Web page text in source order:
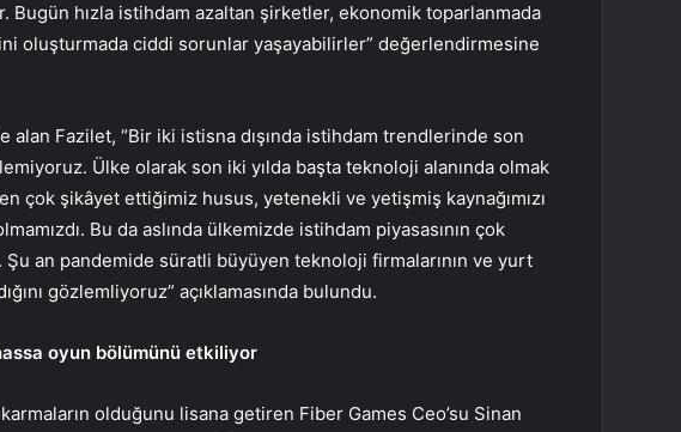
Bugün hızla istihdam azaltan şirketler, ekonomik toparlanmada
oluşturmada ciddi sorunlar yaşayabilirler” değerlendirmesine
alan Fazilet, “Bir iki istisna dışında istihdam trendlerinde son
Ülke olarak son iki yılda başta teknoloji alanında olmak
çok şikâyet ettiğimiz husus, yetenekli ve yetişmiş kaynağımızı
Bu da aslında ülkemizde istihdam piyasasının çok
Şu an pandemide süratli büyüyen teknoloji firmalarının ve yurt
gözlemliyoruz” açıklamasında bulundu.
oyun bölümünü etkiliyor
olduğunu lisana getiren Fiber Games Ceo’su Sinan